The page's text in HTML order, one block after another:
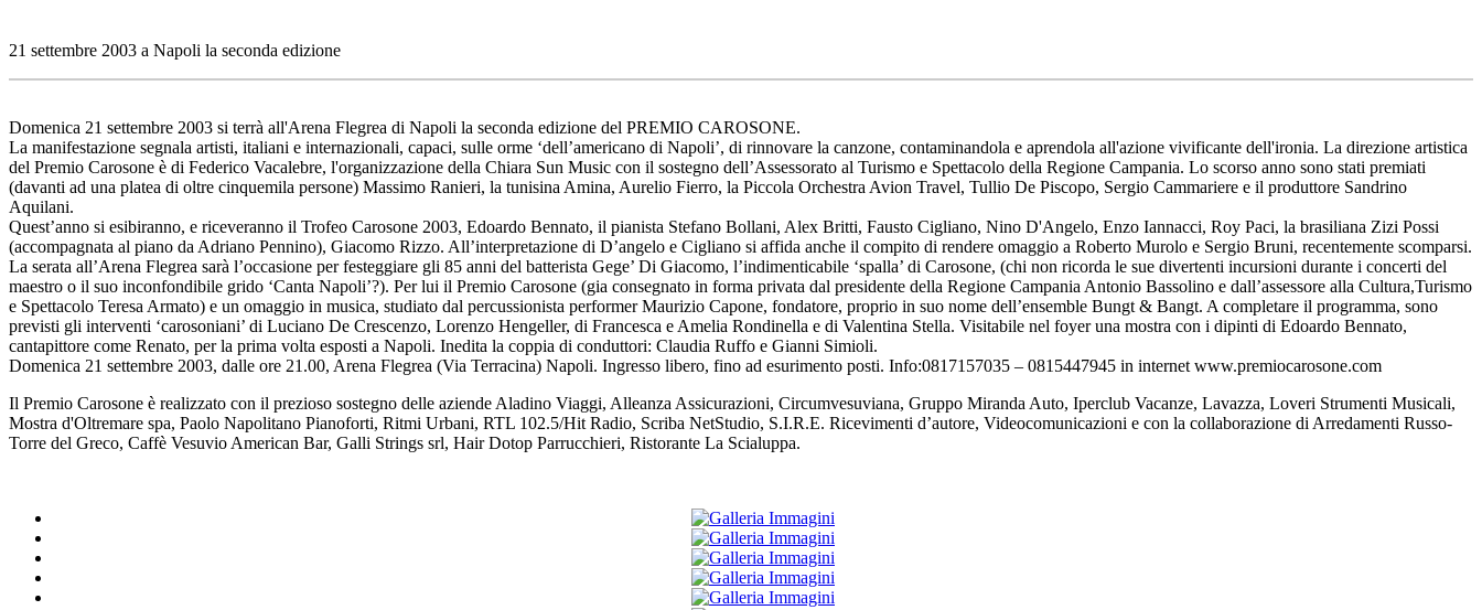
21 settembre 2003 a Napoli la seconda edizione
Domenica 21 settembre 2003 si terrà all'Arena Flegrea di Napoli la seconda edizione del PREMIO CAROSONE.
La manifestazione segnala artisti, italiani e internazionali, capaci, sulle orme ‘dell’americano di Napoli’, di rinnovare la canzone, contaminandola e aprendola all'azione vivificante dell'ironia. La direzione artistica
del Premio Carosone è di Federico Vacalebre, l'organizzazione della Chiara Sun Music con il sostegno dell’Assessorato al Turismo e Spettacolo della Regione Campania. Lo scorso anno sono stati premiati
(davanti ad una platea di oltre cinquemila persone) Massimo Ranieri, la tunisina Amina, Aurelio Fierro, la Piccola Orchestra Avion Travel, Tullio De Piscopo, Sergio Cammariere e il produttore Sandrino
Aquilani.
Quest’anno si esibiranno, e riceveranno il Trofeo Carosone 2003, Edoardo Bennato, il pianista Stefano Bollani, Alex Britti, Fausto Cigliano, Nino D'Angelo, Enzo Iannacci, Roy Paci, la brasiliana Zizi Possi
(accompagnata al piano da Adriano Pennino), Giacomo Rizzo. All’interpretazione di D’angelo e Cigliano si affida anche il compito di rendere omaggio a Roberto Murolo e Sergio Bruni, recentemente scomparsi.
La serata all’Arena Flegrea sarà l’occasione per festeggiare gli 85 anni del batterista Gege’ Di Giacomo, l’indimenticabile ‘spalla’ di Carosone, (chi non ricorda le sue divertenti incursioni durante i concerti del
maestro o il suo inconfondibile grido ‘Canta Napoli’?). Per lui il Premio Carosone (gia consegnato in forma privata dal presidente della Regione Campania Antonio Bassolino e dall’assessore alla Cultura,Turismo
e Spettacolo Teresa Armato) e un omaggio in musica, studiato dal percussionista performer Maurizio Capone, fondatore, proprio in suo nome dell’ensemble Bungt & Bangt. A completare il programma, sono
previsti gli interventi ‘carosoniani’ di Luciano De Crescenzo, Lorenzo Hengeller, di Francesca e Amelia Rondinella e di Valentina Stella. Visitabile nel foyer una mostra con i dipinti di Edoardo Bennato,
cantapittore come Renato, per la prima volta esposti a Napoli. Inedita la coppia di conduttori: Claudia Ruffo e Gianni Simioli.
Domenica 21 settembre 2003, dalle ore 21.00, Arena Flegrea (Via Terracina) Napoli. Ingresso libero, fino ad esurimento posti. Info:0817157035 – 0815447945 in internet www.premiocarosone.com
Il Premio Carosone è realizzato con il prezioso sostegno delle aziende Aladino Viaggi, Alleanza Assicurazioni, Circumvesuviana, Gruppo Miranda Auto, Iperclub Vacanze, Lavazza, Loveri Strumenti Musicali,
Mostra d'Oltremare spa, Paolo Napolitano Pianoforti, Ritmi Urbani, RTL 102.5/Hit Radio, Scriba NetStudio, S.I.R.E. Ricevimenti d’autore, Videocomunicazioni e con la collaborazione di Arredamenti Russo-
Torre del Greco, Caffè Vesuvio American Bar, Galli Strings srl, Hair Dotop Parrucchieri, Ristorante La Scialuppa.